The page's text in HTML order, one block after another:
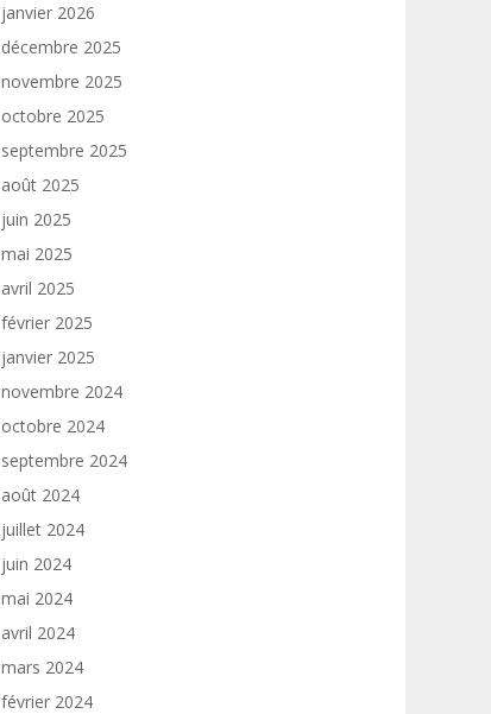
janvier 2026
décembre 2025
novembre 2025
octobre 2025
septembre 2025
août 2025
juin 2025
mai 2025
avril 2025
février 2025
janvier 2025
novembre 2024
octobre 2024
septembre 2024
août 2024
juillet 2024
juin 2024
mai 2024
avril 2024
mars 2024
février 2024